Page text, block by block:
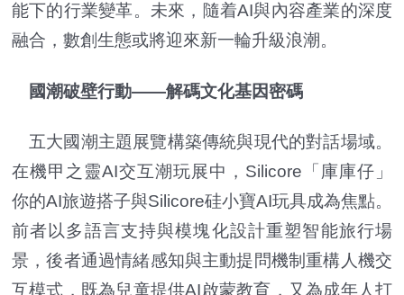
能下的行業變革。未來，隨着AI與內容產業的深度
融合，數創生態或將迎來新一輪升級浪潮。
國潮破壁行動——解碼文化基因密碼
五大國潮主題展覽構築傳統與現代的對話場域。
在機甲之靈AI交互潮玩展中，Silicore「庫庫仔」
你的AI旅遊搭子與Silicore硅小寶AI玩具成為焦點。
前者以多語言支持與模塊化設計重塑智能旅行場
景，後者通過情緒感知與主動提問機制重構人機交
互模式，既為兒童提供AI啟蒙教育，又為成年人打